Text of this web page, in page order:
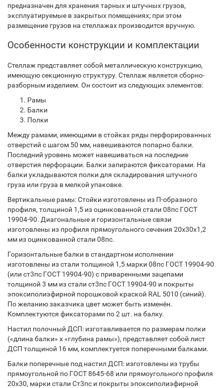
предназначен для хранения тарных и штучных грузов,
эксплуатируемые в закрытых помещениях; при этом
размещение грузов на стеллажах производится вручную.
Особенности конструкции и комплектации
Стеллаж представляет собой металлическую конструкцию,
имеющую секционную структуру. Стеллаж является сборно-
разборным изделием. Он состоит из следующих элементов:
Рамы
Балки
Полки
Между рамами, имеющими в стойках ряды перфорированных
отверстий с шагом 50 мм, навешиваются попарно балки.
Последний уровень может навешиваться на последние
отверстия перфорации. Балки запираются фиксаторами. На
балки укладываются полки для складирования штучного
груза или груза в мелкой упаковке.
Вертикальные рамы: Стойки изготовлены из П-образного
профиля, толщиной 1,5 из оцинкованной стали 08пс ГОСТ
19904-90. Диагональные и горизонтальные связи
изготовлены из профиля прямоугольного сечения 20х30х1,2
мм из оцинкованной стали 08пс.
Горизонтальные балки в стандартном исполнении
изготовлены из стали толщиной 1,5 марки 08пс ГОСТ 19904-90
(или ст3пс ГОСТ 19904-90) с приваренными зацепами
толщиной 3 мм из стали ст3пс ГОСТ 19904-90 и покрыты
эпоксиполиэфирной порошковой краской RAL 5010 (синий).
По желанию заказчика цвет может быть изменён.
Комплектуются фиксаторами по 2 шт. на балку.
Настил полочный ДСП: изготавливается по размерам полки
(«длина балки» х «глубина рамы»), представляет собой лист
ДСП толщиной 16 мм, комплектуется поперечными балками.
Балки поперечные под настил ДСП: изготовлены из трубы
прямоугольной по ГОСТ 8645-68 или прямоугольного профиля
20х30, марки стали Ст3пс и покрыты эпоксиполиэфирной